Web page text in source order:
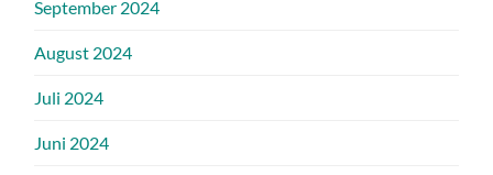
September 2024
August 2024
Juli 2024
Juni 2024